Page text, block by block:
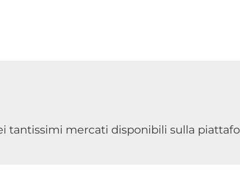
tantissimi mercati disponibili sulla